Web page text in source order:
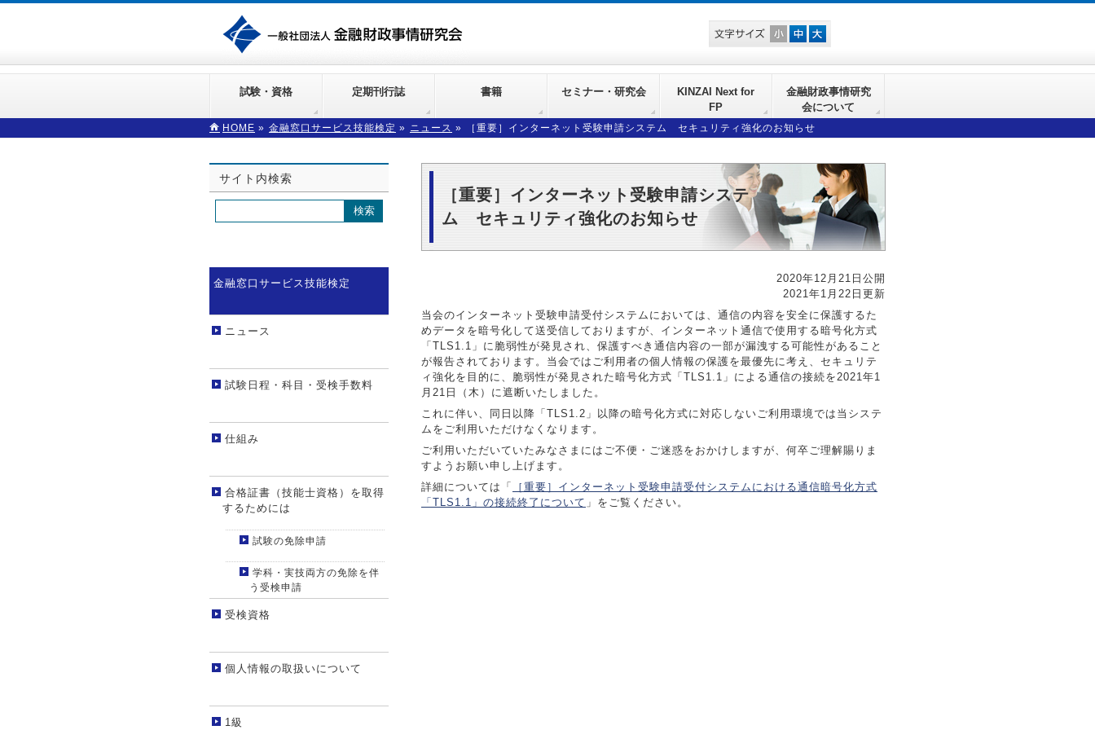
試験・資格 定期刊行誌 書籍 セミナー・研究会
KINZAI Next for
FP
金融財政事情研究
会について
HOME » 金融窓口サービス技能検定 » ニュース » ［重要］インターネット受験申請システム セキュリティ強化のお知らせ
［重要］インターネット受験申請システ
ム セキュリティ強化のお知らせ
2020年12月21日公開
2021年1月22日更新
当会のインターネット受験申請受付システムにおいては、通信の内容を安全に保護するた
めデータを暗号化して送受信しておりますが、インターネット通信で使用する暗号化方式
「TLS1.1」に脆弱性が発見され、保護すべき通信内容の一部が漏洩する可能性があること
が報告されております。当会ではご利用者の個人情報の保護を最優先に考え、セキュリテ
ィ強化を目的に、脆弱性が発見された暗号化方式「TLS1.1」による通信の接続を2021年1
月21日（木）に遮断いたしました。
これに伴い、同日以降「TLS1.2」以降の暗号化方式に対応しないご利用環境では当システ
ムをご利用いただけなくなります。
ご利用いただいていたみなさまにはご不便・ご迷惑をおかけしますが、何卒ご理解賜りま
すようお願い申し上げます。
詳細については「
［重要］インターネット受験申請受付システムにおける通信暗号化方式
「TLS1.1」の接続終了について 」をご覧ください。
サイト内検索
金融窓口サービス技能検定
ニュース
試験日程・科目・受検手数料
仕組み
合格証書（技能士資格）を取得
するためには
試験の免除申請
学科・実技両方の免除を伴
う受検申請
受検資格
個人情報の取扱いについて
1級